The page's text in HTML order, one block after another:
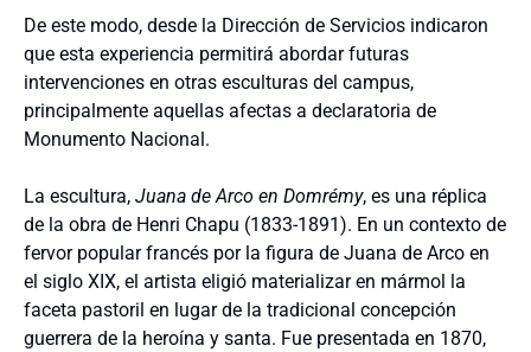
De este modo, desde la Dirección de Servicios indicaron
que esta experiencia permitirá abordar futuras
intervenciones en otras esculturas del campus,
principalmente aquellas afectas a declaratoria de
Monumento Nacional.
La escultura, Juana de Arco en Domrémy, es una réplica
de la obra de Henri Chapu (1833-1891). En un contexto de
fervor popular francés por la figura de Juana de Arco en
el siglo XIX, el artista eligió materializar en mármol la
faceta pastoril en lugar de la tradicional concepción
guerrera de la heroína y santa. Fue presentada en 1870,